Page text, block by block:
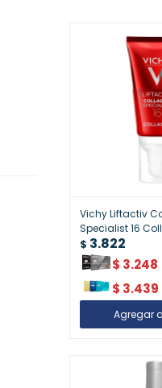
Vichy Liftactiv
Specialist 16
$ 3.822
$ 3.248
$ 3.439